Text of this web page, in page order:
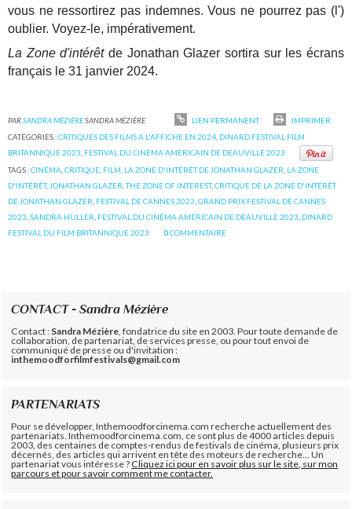
vous ne ressortirez pas indemnes. Vous ne pourrez pas (l')
oublier. Voyez-le, impérativement.
La Zone d'intérêtde Jonathan Glazer sortira sur les écrans
français le 31 janvier 2024.
PARSANDRA MÉZIÈRESANDRA MÉZIÈRE LIEN PERMANENT
IMPRIMER
CATÉGORIES :CRITIQUES DES FILMS A L'AFFICHE EN 2024 DINARD FESTIVAL FILM
BRITANNIQUE 2023 FESTIVAL DU CINEMA AMERICAIN DE DEAUVILLE 2023
TAGS :CINÉMA ,CRITIQUE FILM LA ZONE D'INTÉRÊT DE JONATHAN GLAZER LA ZONE
D'INTÉRÊT, JONATHAN GLAZER ,THE ZONE OF INTEREST,CRITIQUE DE LA ZONE D'INTÉRÊT
DE JONATHAN GLAZER FESTIVAL DE CANNES 2023 ,GRAND PRIX FESTIVAL DE CANNES
2023 ,SANDRA HÜLLER FESTIVAL DU CINÉMA AMÉRICAIN DE DEAUVILLE 2023 DINARD
FESTIVAL DU FILM BRITANNIQUE 2023
0COMMENTAIRE
CONTACT - Sandra Mézière
Contact : Sandra Mézière , fondatrice du site en 2003. Pour toute demande de
collaboration, de partenariat, de services presse, ou pour tout envoi de
communiqué de presse ou d'invitation :
inthemoodforfilmfestivals@gmail.com
PARTENARIATS
Pour se développer, Inthemoodforcinema.com recherche actuellement des
partenariats. Inthemoodforcinema.com, ce sont plus de 4000 articles depuis
2003, des centaines de comptes-rendus de festivals de cinéma, plusieurs prix
décernés, des articles qui arrivent en tête des moteurs de recherche... Un
partenariat vous intéresse ?Cliquez ici pour en savoir plus sur le site, sur mon
parcours et pour savoir comment me contacter.